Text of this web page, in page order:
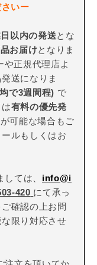
いー
以内の発送とな
お届けとなりま
や正規代理店よ
送になりま
で3週間程) で
有料の優先発
可能な場合もご
ルもしくはお
しては、 info@i
420 にて承っ
確認の上お問
限り対応させ